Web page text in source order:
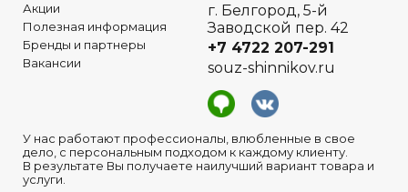
Акции
Полезная информация
Бренды и партнеры
Вакансии
У нас работают профессионалы, влюбленные в свое
дело, с персональным подходом к каждому клиенту.
В результате Вы получаете наилучший вариант товара и
услуги.
г. Белгород, 5-й
Заводской пер. 42
+7 4722 207-291
souz-shinnikov.ru